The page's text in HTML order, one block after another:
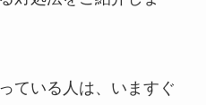
ている人は、いますぐ